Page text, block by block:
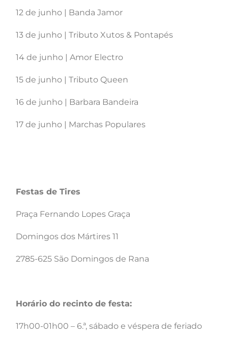
12 de junho | Banda Jamor
13 de junho | Tributo Xutos & Pontapés
14 de junho | Amor Electro
15 de junho | Tributo Queen
16 de junho | Barbara Bandeira
17 de junho | Marchas Populares
Festas de Tires
Praça Fernando Lopes Graça
Domingos dos Mártires 11
2785-625 São Domingos de Rana
Horário do recinto de festa:
17h00-01h00 – 6.ª, sábado e véspera de feriado